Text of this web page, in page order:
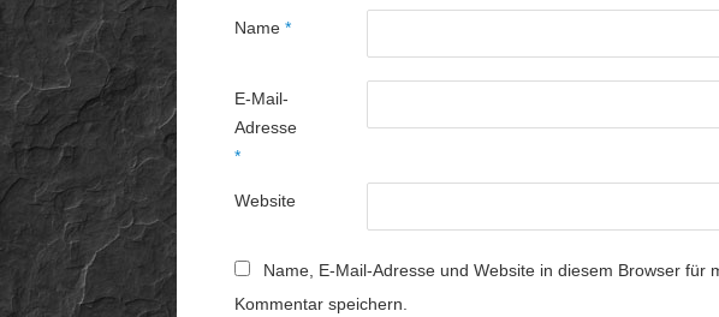
Name *
E-Mail-
Adresse
*
Website
Name, E-Mail-Adresse und Website in diesem Browser für
Kommentar speichern.